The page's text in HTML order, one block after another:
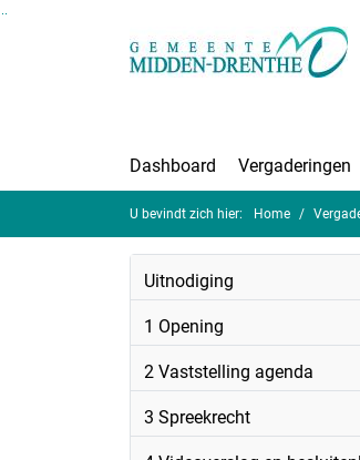
Dashboard Vergaderingen
U bevindt zich hier: Home
Uitnodiging
1 Opening
2 Vaststelling agenda
3 Spreekrecht